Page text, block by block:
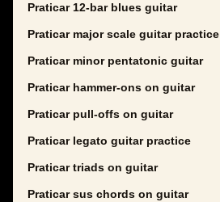
Praticar 12-bar blues guitar
Praticar major scale guitar practice
Praticar minor pentatonic guitar
Praticar hammer-ons on guitar
Praticar pull-offs on guitar
Praticar legato guitar practice
Praticar triads on guitar
Praticar sus chords on guitar